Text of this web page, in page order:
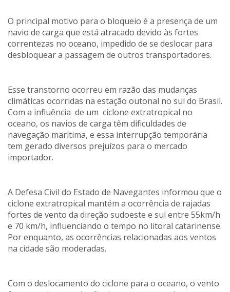
O principal motivo para o bloqueio é a presença de um
navio de carga que está atracado devido às fortes
correntezas no oceano, impedido de se deslocar para
desbloquear a passagem de outros transportadores.
Esse transtorno ocorreu em razão das mudanças
climáticas ocorridas na estação outonal no sul do Brasil.
Com a influência de um ciclone extratropical no
oceano, os navios de carga têm dificuldades de
navegação marítima, e essa interrupção temporária
tem gerado diversos prejuízos para o mercado
importador.
A Defesa Civil do Estado de Navegantes informou que o
ciclone extratropical mantém a ocorrência de rajadas
fortes de vento da direção sudoeste e sul entre 55km/h
e 70 km/h, influenciando o tempo no litoral catarinense.
Por enquanto, as ocorrências relacionadas aos ventos
na cidade são moderadas.
Com o deslocamento do ciclone para o oceano, o vento